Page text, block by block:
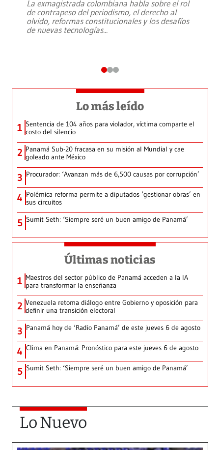
La exmagistrada colombiana habla sobre el rol
de contrapeso del periodismo, el derecho al
olvido, reformas constitucionales y los desafíos
de nuevas tecnologías...
Lo más leído
1 Sentencia de 104 años para violador, víctima comparte el
costo del silencio
2 Panamá Sub-20 fracasa en su misión al Mundial y cae
goleado ante México
3 Procurador: ‘Avanzan más de 6,500 causas por corrupción’
4 Polémica reforma permite a diputados ‘gestionar obras’ en
sus circuitos
5 Sumit Seth: ‘Siempre seré un buen amigo de Panamá’
Últimas noticias
1 Maestros del sector público de Panamá acceden a la IA
para transformar la enseñanza
2 Venezuela retoma diálogo entre Gobierno y oposición para
definir una transición electoral
3 Panamá hoy de ‘Radio Panamá’ de este jueves 6 de agosto
4 Clima en Panamá: Pronóstico para este jueves 6 de agosto
5 Sumit Seth: ‘Siempre seré un buen amigo de Panamá’
Lo Nuevo